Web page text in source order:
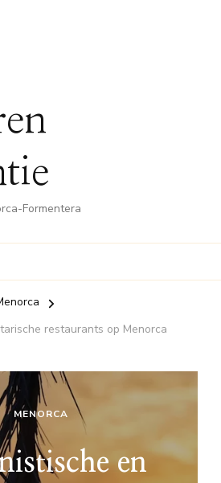
Formentera
restaurants op Menorca
MENORCA
en